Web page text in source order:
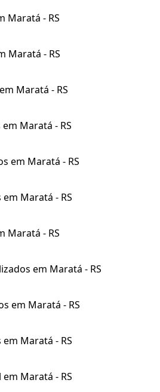
Maratá - RS
Maratá - RS
Maratá - RS
Maratá - RS
em Maratá - RS
Maratá - RS
Maratá - RS
em Maratá - RS
em Maratá - RS
Maratá - RS
Maratá - RS